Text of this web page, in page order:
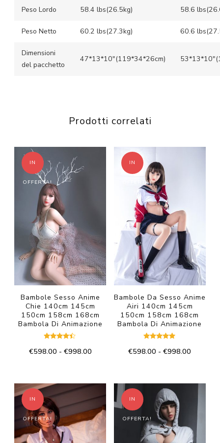
Peso Lordo 58.4 lbs(26.5kg) 58.6
Peso Netto 60.2 lbs(27.3kg) 60.6
Dimensioni
del pacchetto
47*13*10″(119*34*26cm)
Prodotti correlati
IN
OFFERTA!
Bambole Sesso Anime
Chie 140cm 145cm
150cm 158cm 168cm
Bambola Di Animazione
4.33
€598.00 - €998.00Fascia
da
€598.00
a
€998.00
ha
più
varianti.
Le
IN
OFFERTA!
Bambole Da Sesso Anime
Airi 140cm 145cm
150cm 158cm 168cm
Bambola Di Animazione
5.00
€598.00 - €998.00
da
€598.00
ha
più
varianti.
Le
IN
OFFERTA!
IN
OFFERTA!